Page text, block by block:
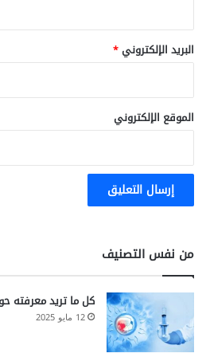
البريد الإلكتروني*
الموقع الإلكتروني
من نفس التصنيف
كل ما تريد معرفته
12 مايو 2025